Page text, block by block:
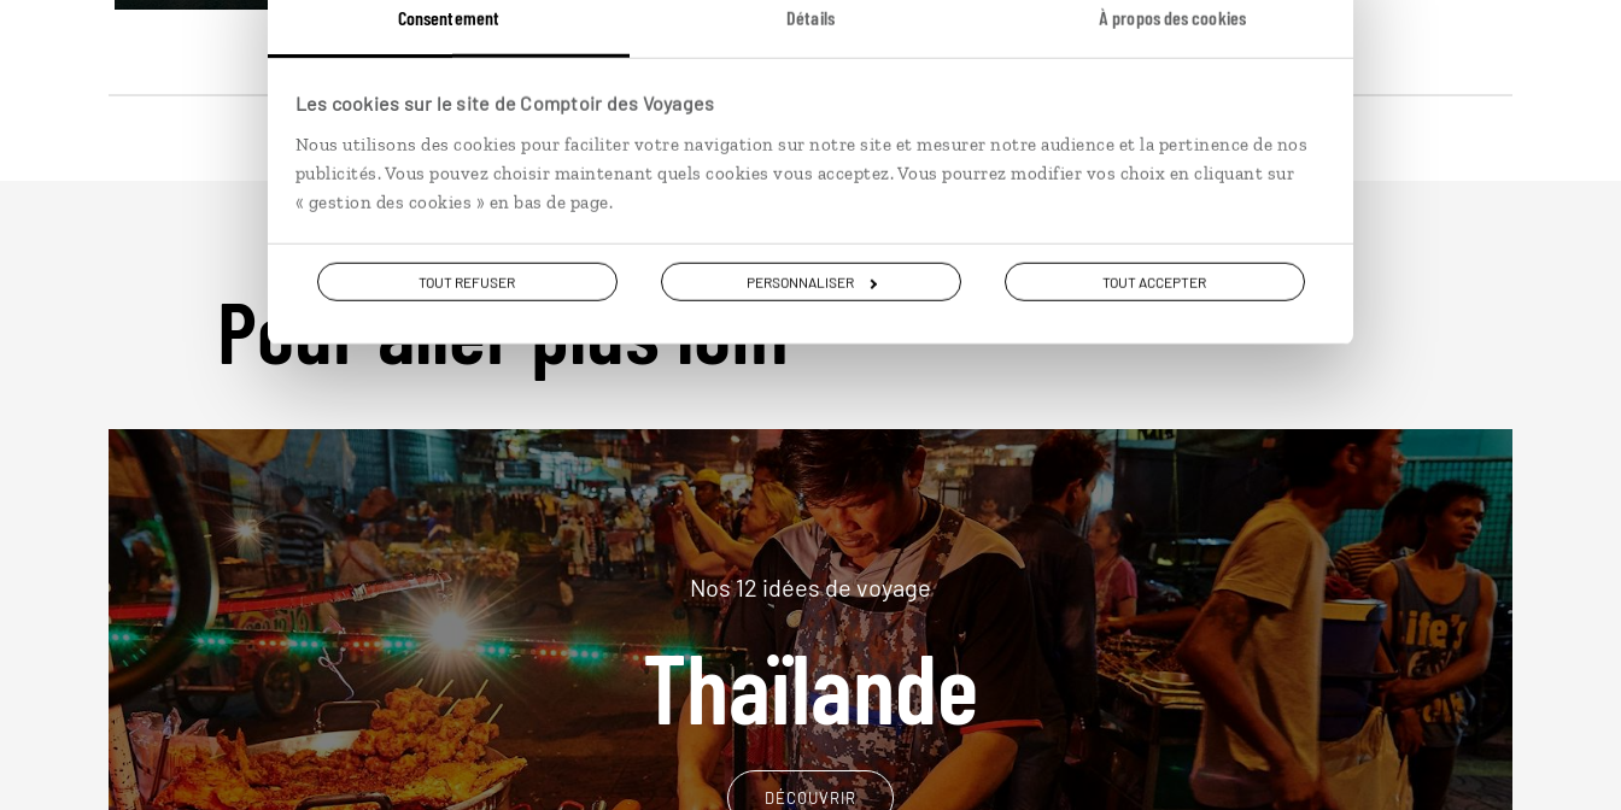
Consentement Détails À propos des cookies
Les cookies sur le site de Comptoir des Voyages
Nous utilisons des cookies pour faciliter votre navigation sur notre site et mesurer notre audience et la pertinence de nos
publicités. Vous pouvez choisir maintenant quels cookies vous acceptez. Vous pourrez modifier vos choix en cliquant sur
« gestion des cookies » en bas de page.
TOUT REFUSER PERSONNALISER TOUT ACCEPTER
Pour aller plus loin
Nos 12 idées de voyage
Thaïlande
DÉCOUVRIR